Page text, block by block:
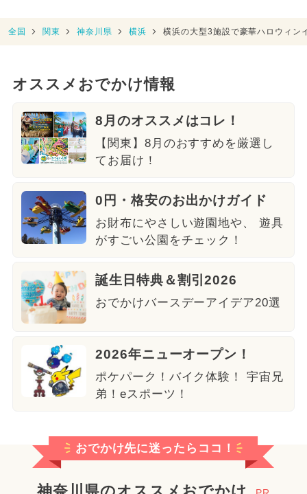
全国 関東 神奈川県 横浜 横浜の大型3施設で豪華ハロウィ
オススメおでかけ情報
8月のオススメはコレ！
【関東】8月のおすすめを厳選し
てお届け！
0円・格安のお出かけガイド
お財布にやさしい遊園地や、 遊具
がすごい公園をチェック！
誕生日特典＆割引2026
おでかけバースデーアイデア20選
2026年ニューオープン！
ポケパーク！バイク体験！ 宇宙兄
弟！eスポーツ！
おでかけ先に迷ったらココ！